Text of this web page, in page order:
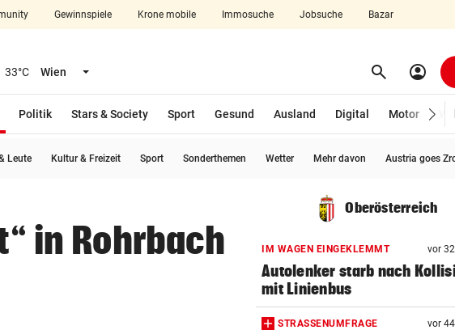
Gewinnspiele Krone mobile Immosuche Jobsuche Bazar
33°C Wien Menü aufklappen search Suchen
account_circle
Politik
Stars & Society Sport Gesund Ausland Digital Motor
Leute Kultur & Freizeit Sport Sonderthemen Wetter Mehr davon Austria goes
in Rohrbach
Oberösterreich
IM WAGEN EINGEKLEMMT vor
Autolenker starb nach
mit Linienbus
STRASSENUMFRAGE vor